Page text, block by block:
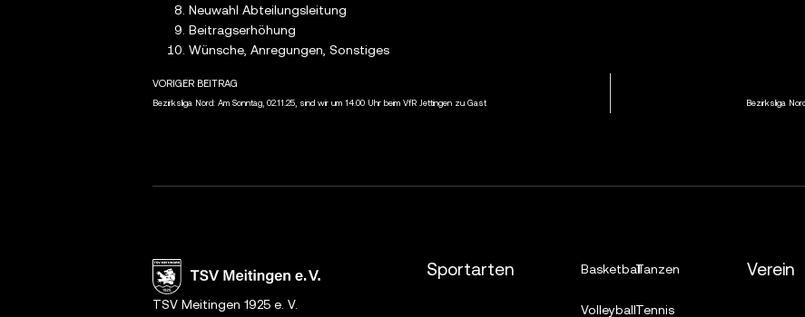
Neuwahl Abteilungsleitung
Beitragserhöhung
Wünsche, Anregungen, Sonstiges
VORIGER BEITRAG
Bezirksliga Nord: Am Sonntag, 02.11.25, sind wir um 14.00 Uhr beim VfR Jettingen zu Gast Bezirksliga
TSV Meitingen 1925 e. V.
Sportarten Basketball
Volleyball
Tanzen
Tennis
Verein